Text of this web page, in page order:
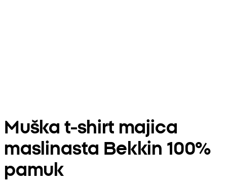
Muška t-shirt majica
maslinasta Bekkin 100%
pamuk